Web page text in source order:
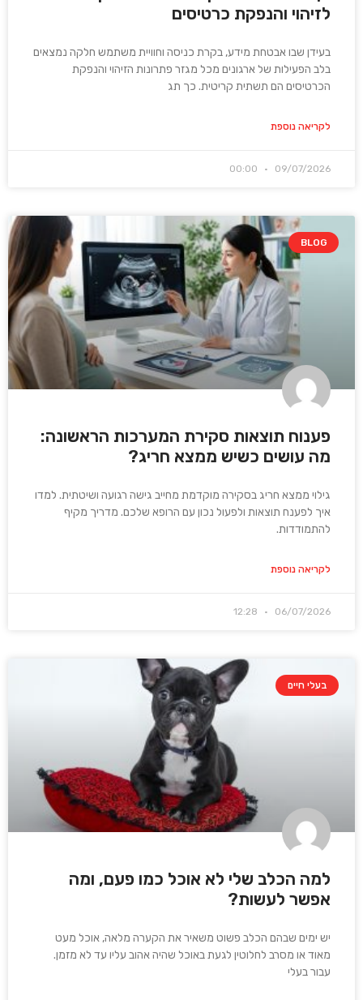
לזיהוי והנפקת כרטיסים
בעידן שבו אבטחת מידע, בקרת כניסה וחוויית משתמש חלקה נמצאים
בלב הפעילות של ארגונים מכל מגזר פתרונות הזיהוי והנפקת
הכרטיסים הם תשתית קריטית. כך תג
לקריאה נוספת
09/07/2026
BLOG
פענוח תוצאות סקירת המערכות הראשונה:
מה עושים כשיש ממצא חריג?
גילוי ממצא חריג בסקירה מוקדמת מחייב גישה רגועה ושיטתית. למדו
איך לפענח תוצאות ולפעול נכון עם הרופא שלכם. מדריך מקיף
להתמודדות.
לקריאה נוספת
06/07/2026
בעלי חיים
למה הכלב שלי לא אוכל כמו פעם, ומה
אפשר לעשות?
יש ימים שבהם הכלב פשוט משאיר את הקערה מלאה, אוכל מעט
מאוד או מסרב לחלוטין לגעת באוכל שהיה אהוב עליו עד לא מזמן.
עבור בעלי